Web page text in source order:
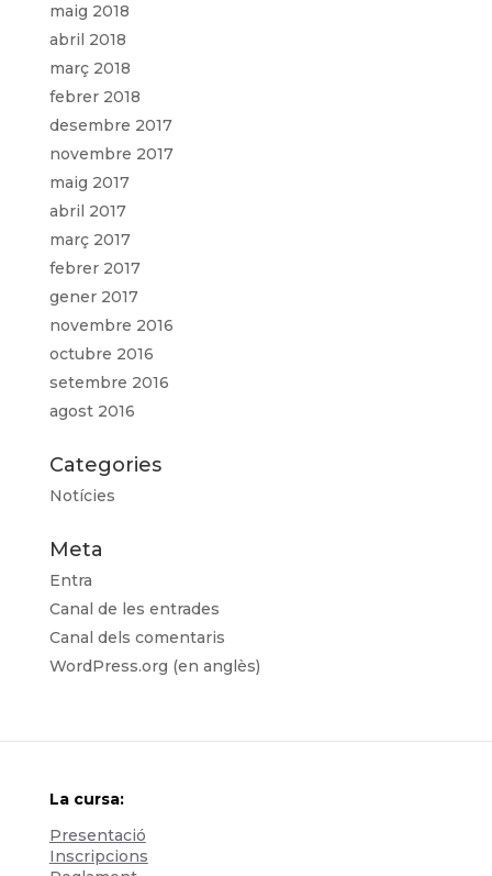
maig 2018
abril 2018
març 2018
febrer 2018
desembre 2017
novembre 2017
maig 2017
abril 2017
març 2017
febrer 2017
gener 2017
novembre 2016
octubre 2016
setembre 2016
agost 2016
Categories
Notícies
Meta
Entra
Canal de les entrades
Canal dels comentaris
WordPress.org (en anglès)
La cursa:
Presentació
Inscripcions